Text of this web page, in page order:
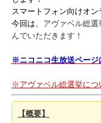
どのグループに?! ア
します！
スマートフォン向け
んでいただきます！
※ニコニコ生放送ペー
※アヴァベル総選挙に